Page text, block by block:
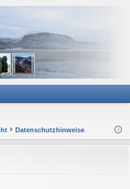
Datenschutzhinweise